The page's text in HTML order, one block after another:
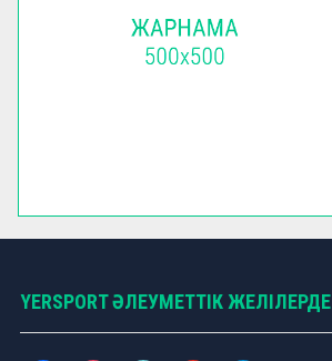
YERSPORT ӘЛЕУМЕТТІК ЖЕЛІЛЕРДЕ